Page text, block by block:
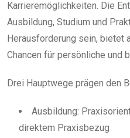
Karrieremöglichkeiten. Die
Ausbildung, Studium und
Herausforderung sein, bietet
Chancen für persönliche und
Drei Hauptwege prägen den
Ausbildung:
direktem Praxisbezug